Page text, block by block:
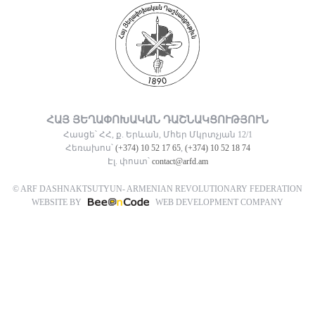
ՀԱՅ ՅԵՂԱՓՈԽԱԿԱՆ ԴԱՇՆԱԿՑՈՒԹՅՈՒՆ
Հասցե՝ ՀՀ, ք. Երևան, Մհեր Մկրտչյան 12/1
Հեռախոս՝ (+374) 10 52 17 65, (+374) 10 52 18 74
Էլ. փոստ՝ contact@arfd.am
© ARF DASHNAKTSUTYUN- ARMENIAN REVOLUTIONARY FEDERATION
WEBSITE BY
WEB DEVELOPMENT COMPANY